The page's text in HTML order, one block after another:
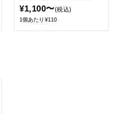
¥1,100〜(税込)
1個あたり¥110